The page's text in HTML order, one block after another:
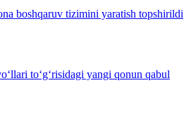
boshqaruv tizimini yaratish topshirildi
to‘g‘risidagi yangi qonun qabul